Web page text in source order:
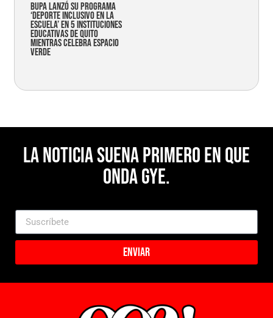
Bupa lanzó su programa
‘Deporte Inclusivo en la
Escuela’ en 5 instituciones
educativas de Quito
mientras celebra espacio
verde
La noticia suena primero en Que
Onda Gye.
Enviar